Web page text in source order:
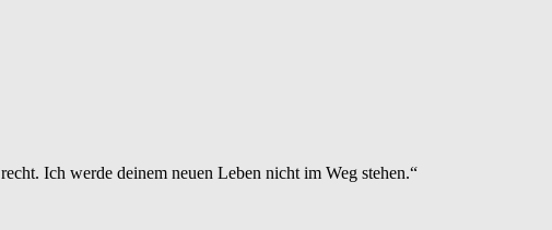
Ich werde deinem neuen Leben nicht im Weg stehen.“